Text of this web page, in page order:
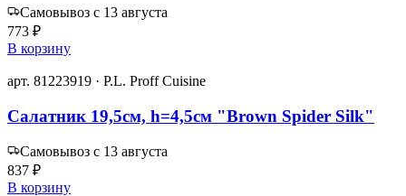
Самовывоз с 13 августа
773 ₽
В корзину
арт. 81223919 · P.L. Proff Cuisine
Салатник 19,5см, h=4,5см "Brown Spider Silk"
Самовывоз с 13 августа
837 ₽
В корзину